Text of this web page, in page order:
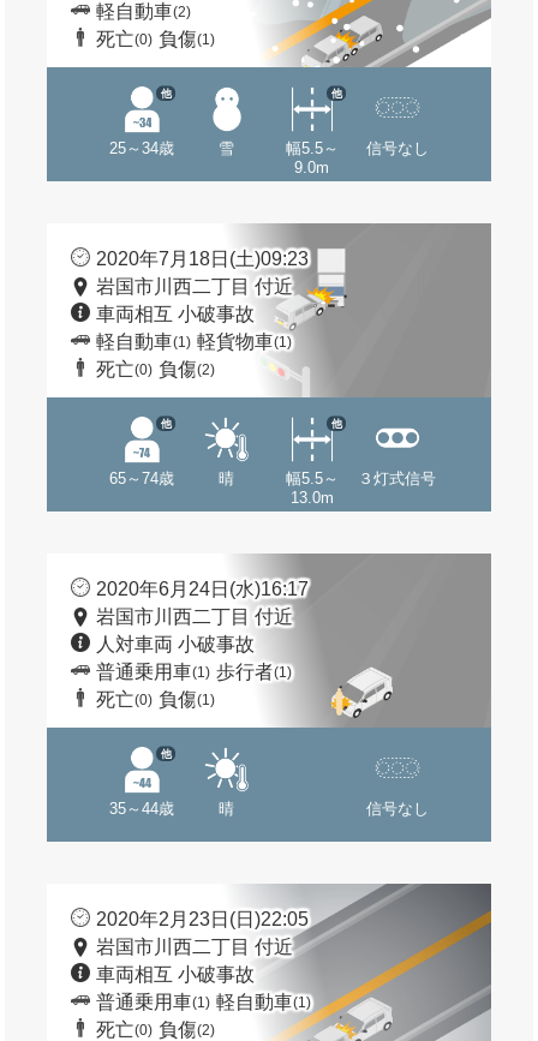
軽自動車(2)
死亡(0) 負傷(1)
25～34歳
他
雪
幅5.5～
9.0m
他
信号なし
2020年7月18日(土)09:23
岩国市川西二丁目 付近
車両相互 小破事故
軽自動車(1) 軽貨物車(1)
死亡(0) 負傷(2)
65～74歳
他
晴
幅5.5～
13.0m
他
３灯式信号
2020年6月24日(水)16:17
岩国市川西二丁目 付近
人対車両 小破事故
普通乗用車(1) 歩行者(1)
死亡(0) 負傷(1)
35～44歳
他
晴 信号なし
2020年2月23日(日)22:05
岩国市川西二丁目 付近
車両相互 小破事故
普通乗用車(1) 軽自動車(1)
死亡(0) 負傷(2)